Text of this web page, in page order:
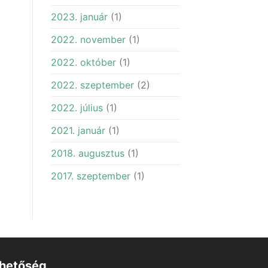
2023. január(1)
2022. november(1)
2022. október(1)
2022. szeptember(2)
2022. július(1)
2021. január(1)
2018. augusztus(1)
2017. szeptember(1)